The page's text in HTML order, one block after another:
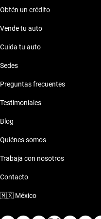
Obtén un crédito
Vende tu auto
Cuida tu auto
Sedes
Preguntas frecuentes
Testimoniales
Blog
Quiénes somos
Trabaja con nosotros
Contacto
🇲🇽 México